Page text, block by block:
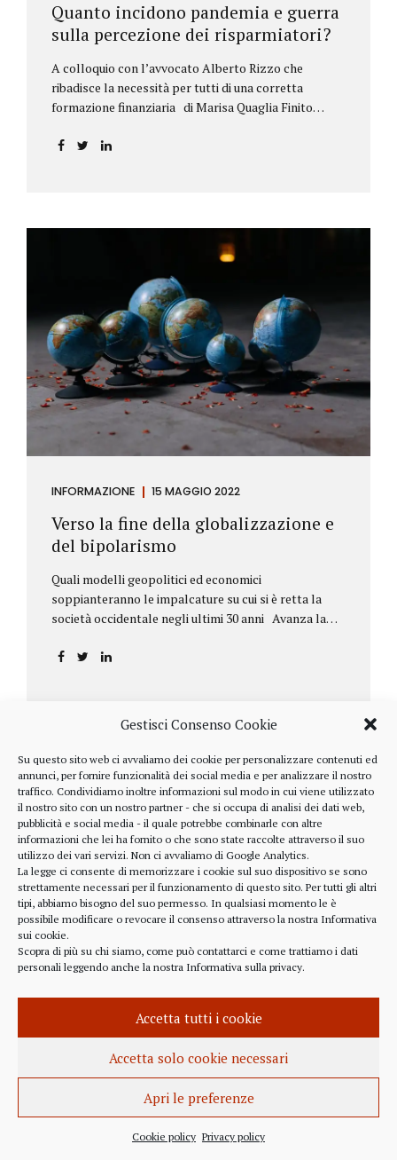
Gestisci Consenso Cookie
Su questo sito web ci avvaliamo dei cookie per personalizzare contenuti ed
annunci, per fornire funzionalità dei social media e per analizzare il nostro
traffico. Condividiamo inoltre informazioni sul modo in cui viene utilizzato
il nostro sito con un nostro partner - che si occupa di analisi dei dati web,
pubblicità e social media - il quale potrebbe combinarle con altre
informazioni che lei ha fornito o che sono state raccolte attraverso il suo
utilizzo dei vari servizi. Non ci avvaliamo di Google Analytics.
La legge ci consente di memorizzare i cookie sul suo dispositivo se sono
strettamente necessari per il funzionamento di questo sito. Per tutti gli altri
tipi, abbiamo bisogno del suo permesso. In qualsiasi momento le è
possibile modificare o revocare il consenso attraverso la nostra Informativa
sui cookie.
Scopra di più su chi siamo, come può contattarci e come trattiamo i dati
personali leggendo anche la nostra Informativa sulla privacy.
Accetta tutti i cookie
Accetta solo cookie necessari
Apri le preferenze
Cookie policy Privacy policy
Quanto incidono pandemia e guerra
sulla percezione dei risparmiatori?
A colloquio con l’avvocato Alberto Rizzo che
ribadisce la necessità per tutti di una corretta
formazione finanziaria di Marisa Quaglia Finito
periodo grigio della pandemia da Covid, possiamo
bancario e postale, direttore generale
dell’Accademia di educazione finanziaria presieduta
da Beppe Ghisolfi. Avvocato Rizzo, si sono
registrati cambiamenti sulla percezione della
sicurezza dei propri risparmi? Parto da una
considerazione scientifica. John Ioannidis, noto
professore di medicina, di epidemiologia e...
INFORMAZIONE 15 MAGGIO 2022
Verso la fine della globalizzazione e
del bipolarismo
Quali modelli geopolitici ed economici
soppianteranno le impalcature su cui si è retta la
società occidentale negli ultimi 30 anni Avanza la
aprile ha fatto parecchio discutere il discorso che
una lettera annuale che Fink ha inviato agli
investitori, nella quale fa il punto sulla situazione
geopolitica ed economica globale, accompagnata da
alcune considerazioni sui profitti generati dalle
scelte finanziarie operate dal fondo BlackRock.
Occorre leggere molto attentamente il testo della
lettera
(https://www.blackrock.com/corporate/investor-
relations/larry-fink-chairmans-letter). Fink afferma
chiaramente che...
INFORMAZIONE 27 APRILE 2022
Istanza per l’abrogazione
dell’obbligo vaccinale al Governo
Italiano e alla Commissione Europea
Europea per l’abrogazione della normativa